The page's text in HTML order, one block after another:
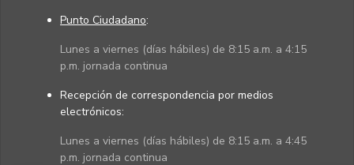
Punto Ciudadano:
Lunes a viernes (días hábiles) de 8:15 a.m. a 4:15
p.m. jornada continua
Recepción de correspondencia por medios
electrónicos:
Lunes a viernes (días hábiles) de 8:15 a.m. a 4:45
p.m. jornada continua